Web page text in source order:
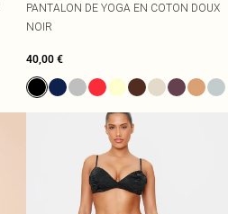
PANTALON DE YOGA EN COTON DOUX
NOIR
40,00 €